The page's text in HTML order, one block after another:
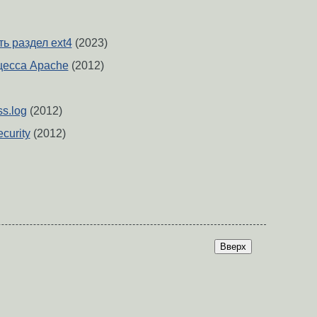
раздел ext4(2023)
Apache(2012)
(2012)
(2012)
Вверх